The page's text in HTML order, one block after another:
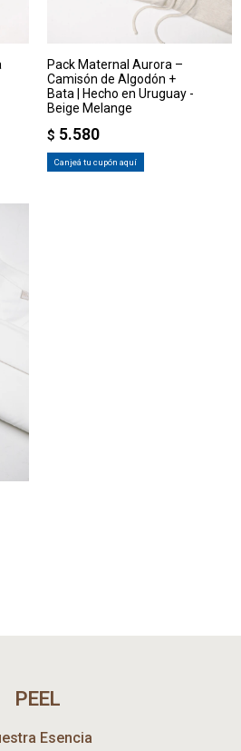
Pack Maternal Aurora –
Camisón de Algodón +
Bata | Hecho en Uruguay -
Beige Melange
$ 5.580
Canjeá tu cupón aquí
PEEL
Esencia